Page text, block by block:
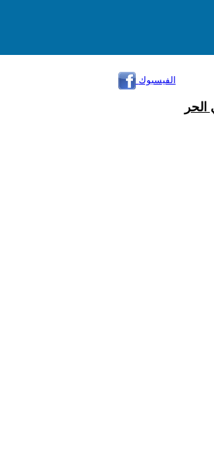
الفيسبوك